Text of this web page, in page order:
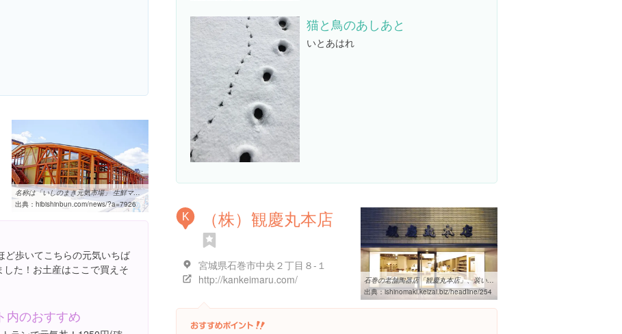
猫と鳥のあしあと
いとあはれ
名称は「いしのまき元気市場」 生鮮マーケット6月30日開設 - 石巻日日新聞
出典： hibishinbun.com/news/?a=7926
ど歩いてこちらの元気いちば
た！お土産はここで買えそ
内のおすすめ
K （株）観慶丸本店
宮城県石巻市中央２丁目８-１
http://kankeimaru.com/
石巻の老舗陶器店「観慶丸本店」、装い新たに－クラフト関連の展示も ...
出典：ishinomaki.keizai.biz/headline/254